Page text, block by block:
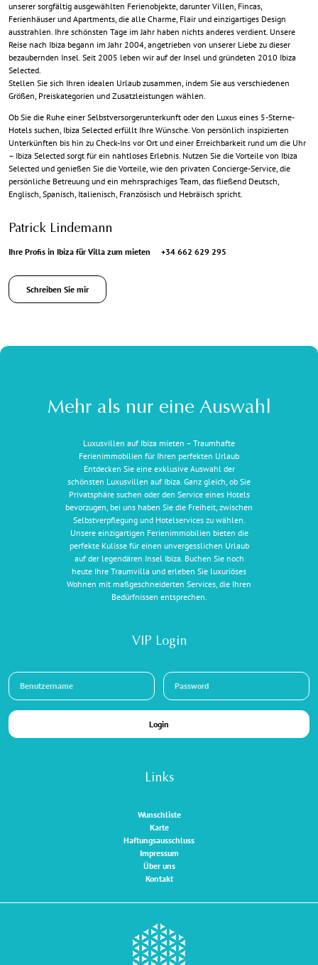
unserer sorgfältig ausgewählten Ferienobjekte, darunter Villen, Fincas,
Ferienhäuser und Apartments, die alle Charme, Flair und einzigartiges Design
ausstrahlen. Ihre schönsten Tage im Jahr haben nichts anderes verdient. Unsere
Reise nach Ibiza begann im Jahr 2004, angetrieben von unserer Liebe zu dieser
bezaubernden Insel. Seit 2005 leben wir auf der Insel und gründeten 2010 Ibiza
Selected.
Stellen Sie sich Ihren idealen Urlaub zusammen, indem Sie aus verschiedenen
Größen, Preiskategorien und Zusatzleistungen wählen.
Ob Sie die Ruhe einer Selbstversorgerunterkunft oder den Luxus eines 5-Sterne-
Hotels suchen, Ibiza Selected erfüllt Ihre Wünsche. Von persönlich inspizierten
Unterkünften bis hin zu Check-Ins vor Ort und einer Erreichbarkeit rund um die Uhr
– Ibiza Selected sorgt für ein nahtloses Erlebnis. Nutzen Sie die Vorteile von Ibiza
Selected und genießen Sie die Vorteile, wie den privaten Concierge-Service, die
persönliche Betreuung und ein mehrsprachiges Team, das fließend Deutsch,
Englisch, Spanisch, Italienisch, Französisch und Hebräisch spricht.
Patrick Lindemann
Ihre Profis in Ibiza für Villa zum mieten +34 662 629 295
Schreiben Sie mir
Mehr als nur eine Auswahl
Luxusvillen auf Ibiza mieten – Traumhafte
Ferienimmobilien für Ihren perfekten Urlaub
Entdecken Sie eine exklusive Auswahl der
schönsten Luxusvillen auf Ibiza. Ganz gleich, ob Sie
Privatsphäre suchen oder den Service eines Hotels
bevorzugen, bei uns haben Sie die Freiheit, zwischen
Selbstverpflegung und Hotelservices zu wählen.
Unsere einzigartigen Ferienimmobilien bieten die
perfekte Kulisse für einen unvergesslichen Urlaub
auf der legendären Insel Ibiza. Buchen Sie noch
heute Ihre Traumvilla und erleben Sie luxuriöses
Wohnen mit maßgeschneiderten Services, die Ihren
Bedürfnissen entsprechen.
Links
Wunschliste
Karte
Haftungsausschluss
Impressum
Über uns
Kontakt
VIP Login
Login